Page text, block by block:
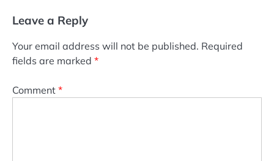
Leave a Reply
Your email address will not be published. Required
fields are marked *
Comment *